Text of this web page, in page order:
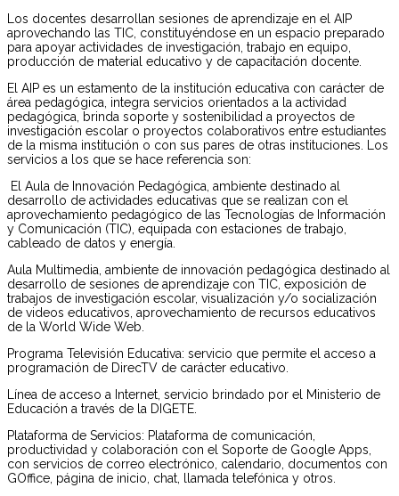
Los docentes desarrollan sesiones de aprendizaje en el AIP
aprovechando las TIC, constituyéndose en un espacio preparado
para apoyar actividades de investigación, trabajo en equipo,
producción de material educativo y de capacitación docente.
El AIP es un estamento de la institución educativa con carácter de
área pedagógica, integra servicios orientados a la actividad
pedagógica, brinda soporte y sostenibilidad a proyectos de
investigación escolar o proyectos colaborativos entre estudiantes
de la misma institución o con sus pares de otras instituciones. Los
servicios a los que se hace referencia son:
El Aula de Innovación Pedagógica, ambiente destinado al
desarrollo de actividades educativas que se realizan con el
aprovechamiento pedagógico de las Tecnologías de Información
y Comunicación (TIC), equipada con estaciones de trabajo,
cableado de datos y energía.
Aula Multimedia, ambiente de innovación pedagógica destinado al
desarrollo de sesiones de aprendizaje con TIC, exposición de
trabajos de investigación escolar, visualización y/o socialización
de videos educativos, aprovechamiento de recursos educativos
de la World Wide Web.
Programa Televisión Educativa: servicio que permite el acceso a
programación de DirecTV de carácter educativo.
Línea de acceso a Internet, servicio brindado por el Ministerio de
Educación a través de la DIGETE.
Plataforma de Servicios: Plataforma de comunicación,
productividad y colaboración con el Soporte de Google Apps,
con servicios de correo electrónico, calendario, documentos con
GOffice, página de inicio, chat, llamada telefónica y otros.